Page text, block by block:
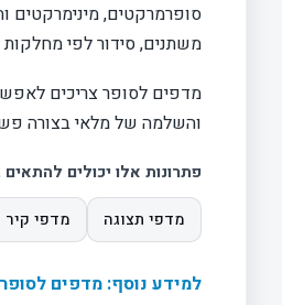
סופרמרקטים, מינימרקטים
משתנים, סידור לפי מחלקות
מדפים לסופר צריכים
והשלמה של מלאי בצורה
פתרונות אלו יכולים להתאים
מדפי תצוגה מדפי קיר
למידע נוסף: מדפים לסופר